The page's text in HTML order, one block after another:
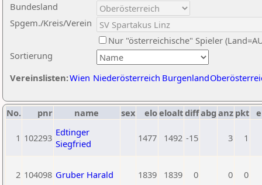
Sortierung
Bundesland
Spgem./Kreis/Verein
Nur "österreichische" Spieler
Vereinslisten:Wien Niederösterreich Burgenland
No. pnr name sex eloeloaltdiffabg anz pkt
1 102293 Edtinger
Siegfried
1477 1492 -15 3 1
2 104098 Gruber Harald 1839 1839 0 0 0